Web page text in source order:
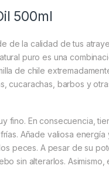
500ml
de la calidad de tus
puro es una
de chile
cucarachas, barbos y
fino. En consecuencia,
Añade valiosa
peces. A pesar de su
sin alterarlos.